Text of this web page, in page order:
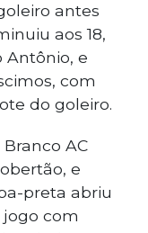
antes
aos 18,
e
com
do goleiro.
AC
e
preta abriu
com